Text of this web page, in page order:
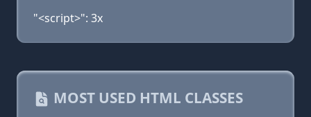
"<script>": 3x
MOST USED HTML CLASSES